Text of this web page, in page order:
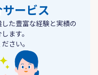
ービス
た豊富な経験と実績の
ます。
さい。